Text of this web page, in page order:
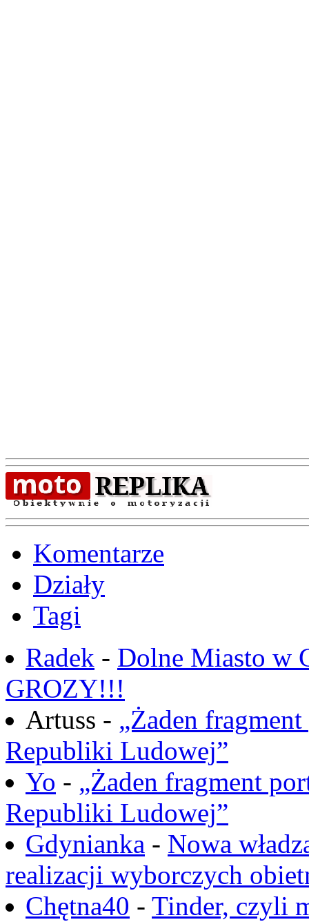
Komentarze
Działy
Tagi
Radek - Dolne Miasto w
GROZY!!!
Artuss - „Żaden
Republiki Ludowej”
Yo - „Żaden fragment
Republiki Ludowej”
Gdynianka - Nowa
realizacji wyborczych
Chętna40 - Tinder, czyli